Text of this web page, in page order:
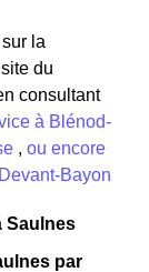
la
du
consultant
à Blénod-
, ou encore
Bayon
Saulnes
par